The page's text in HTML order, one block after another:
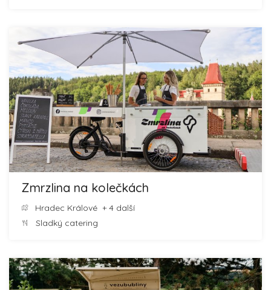
Zmrzlina na kolečkách
Hradec Králové + 4 další
Sladký catering